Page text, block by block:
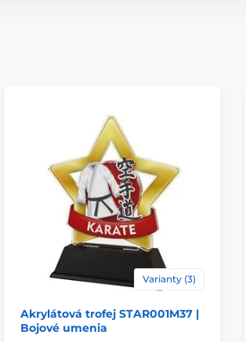
Varianty (3)
Akrylátová trofej STAR001M37 |
Bojové umenia